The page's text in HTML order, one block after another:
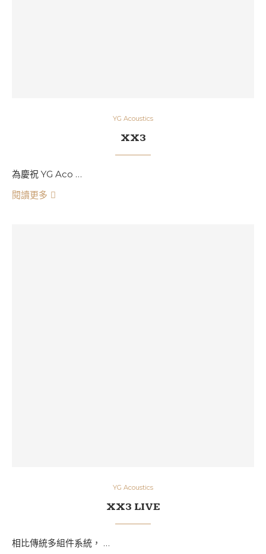
YG Acoustics
XX3
為慶祝 YG Aco …
閱讀更多
YG Acoustics
XX3 LIVE
相比傳統多組件系統， …